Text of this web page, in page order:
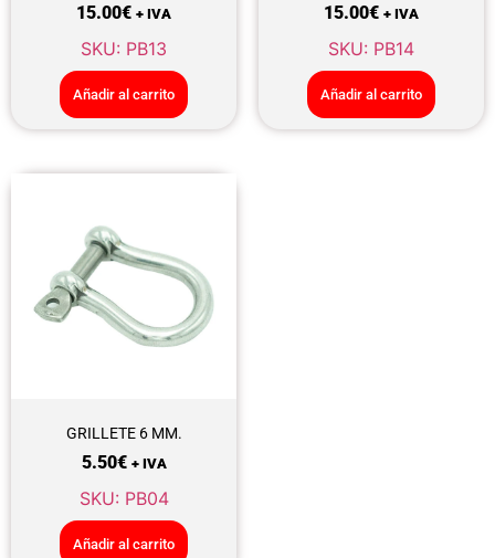
15.00€ + IVA
SKU: PB13
Añadir al carrito
15.00€ + IVA
SKU: PB14
Añadir al carrito
GRILLETE 6 MM.
5.50€ + IVA
SKU: PB04
Añadir al carrito